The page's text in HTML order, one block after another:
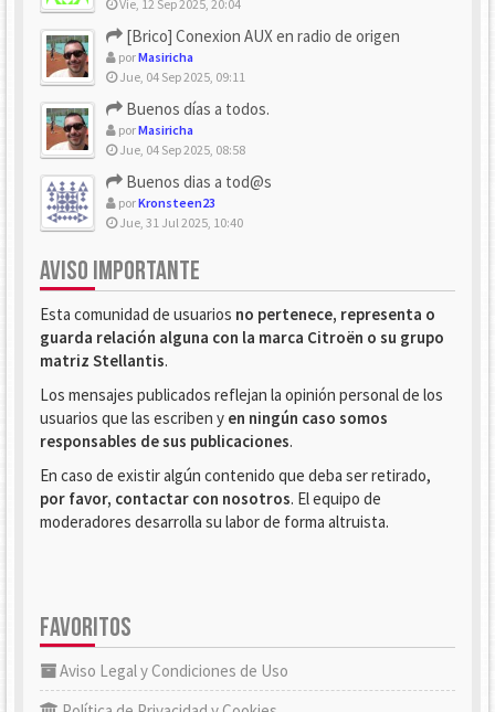
Vie, 12 Sep 2025, 20:04
[Brico] Conexion AUX en radio de origen
porMasiricha
Jue, 04 Sep 2025, 09:11
Buenos días a todos.
porMasiricha
Jue, 04 Sep 2025, 08:58
Buenos dias a tod@s
porKronsteen23
Jue, 31 Jul 2025, 10:40
AVISO IMPORTANTE
Esta comunidad de usuarios no pertenece, representa o
guarda relación alguna con la marca Citroën o su grupo
matriz Stellantis.
Los mensajes publicados reflejan la opinión personal de los
usuarios que las escriben y en ningún caso somos
responsables de sus publicaciones.
En caso de existir algún contenido que deba ser retirado,
por favor, contactar con nosotros. El equipo de
moderadores desarrolla su labor de forma altruista.
FAVORITOS
Aviso Legal y Condiciones de Uso